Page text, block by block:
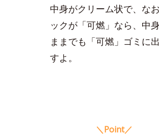
中身がクリーム状で、な
ックが「可燃」なら、中
ままでも「可燃」ゴミに
すよ。
＼Point／